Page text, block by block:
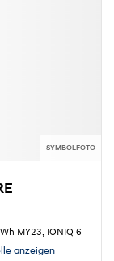
SYMBOLFOTO
MY23, IONIQ 6
anzeigen